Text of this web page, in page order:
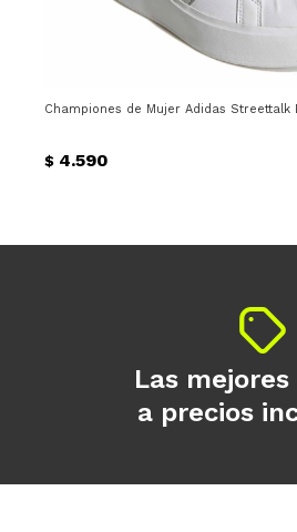
Championes de Mujer Adidas
$ 4.590
Las
a precios